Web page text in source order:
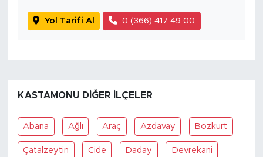
Yol Tarifi Al 0 (366) 417 49 00
KASTAMONU DIĞER İLÇELER
Abana Ağlı Araç Azdavay Bozkurt
Çatalzeytin Cide Daday Devrekani